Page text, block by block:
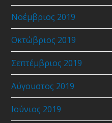
Νοέμβριος 2019
Οκτώβριος 2019
Σεπτέμβριος 2019
Αύγουστος 2019
Ιούνιος 2019